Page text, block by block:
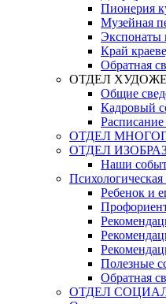
Пионерия
Музейная
Экспонаты
Край
Обратная
ОТДЕЛ
Общие
Кадровый
Расписание
ОТДЕЛ
ОТДЕЛ
Наши
Психологическая
Ребенок и
Полезные
Обратная
ОТДЕЛ